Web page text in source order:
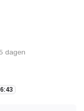
dagen
:43